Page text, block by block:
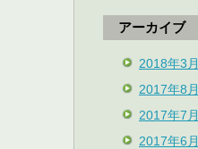
アーカイブ
2018年3月
2017年8月
2017年7月
2017年6月